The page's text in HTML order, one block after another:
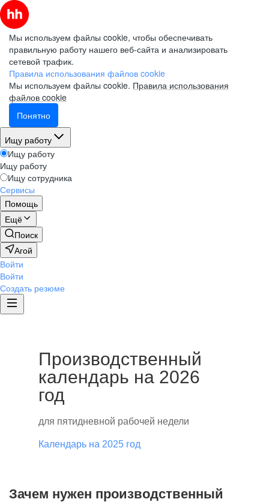
Мы используем файлы cookie, чтобы обеспечивать
правильную работу нашего веб-сайта и анализировать
сетевой трафик.
Правила использования файлов cookie
Мы используем файлы cookie. Правила использования
файлов cookie
Понятно
Ищу работу
Ищу работу
Ищу работу
Ищу сотрудника
Сервисы
Помощь
Ещё
Поиск
Агой
Войти
Войти
Создать резюме
Производственный
календарь на 2026
год
для пятидневной рабочей недели
Календарь на 2025 год
Зачем нужен производственный